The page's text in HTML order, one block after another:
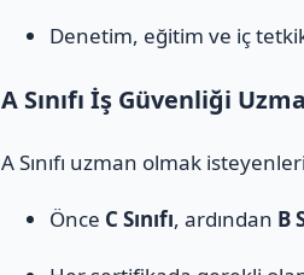
Denetim, eğitim ve iç
A Sınıfı İş Güvenliği
A Sınıfı uzman olmak
Önce C Sınıfı, ardından B